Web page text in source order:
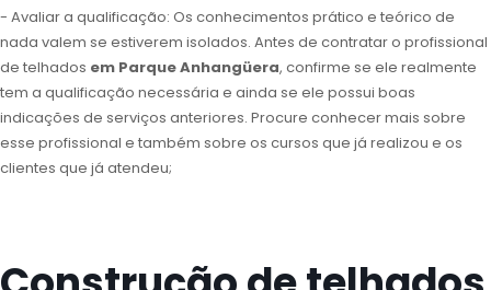
- Avaliar a qualificação: Os conhecimentos prático e teórico de
nada valem se estiverem isolados. Antes de contratar o profissional
de telhados em Parque Anhangüera, confirme se ele realmente
tem a qualificação necessária e ainda se ele possui boas
indicações de serviços anteriores. Procure conhecer mais sobre
esse profissional e também sobre os cursos que já realizou e os
clientes que já atendeu;